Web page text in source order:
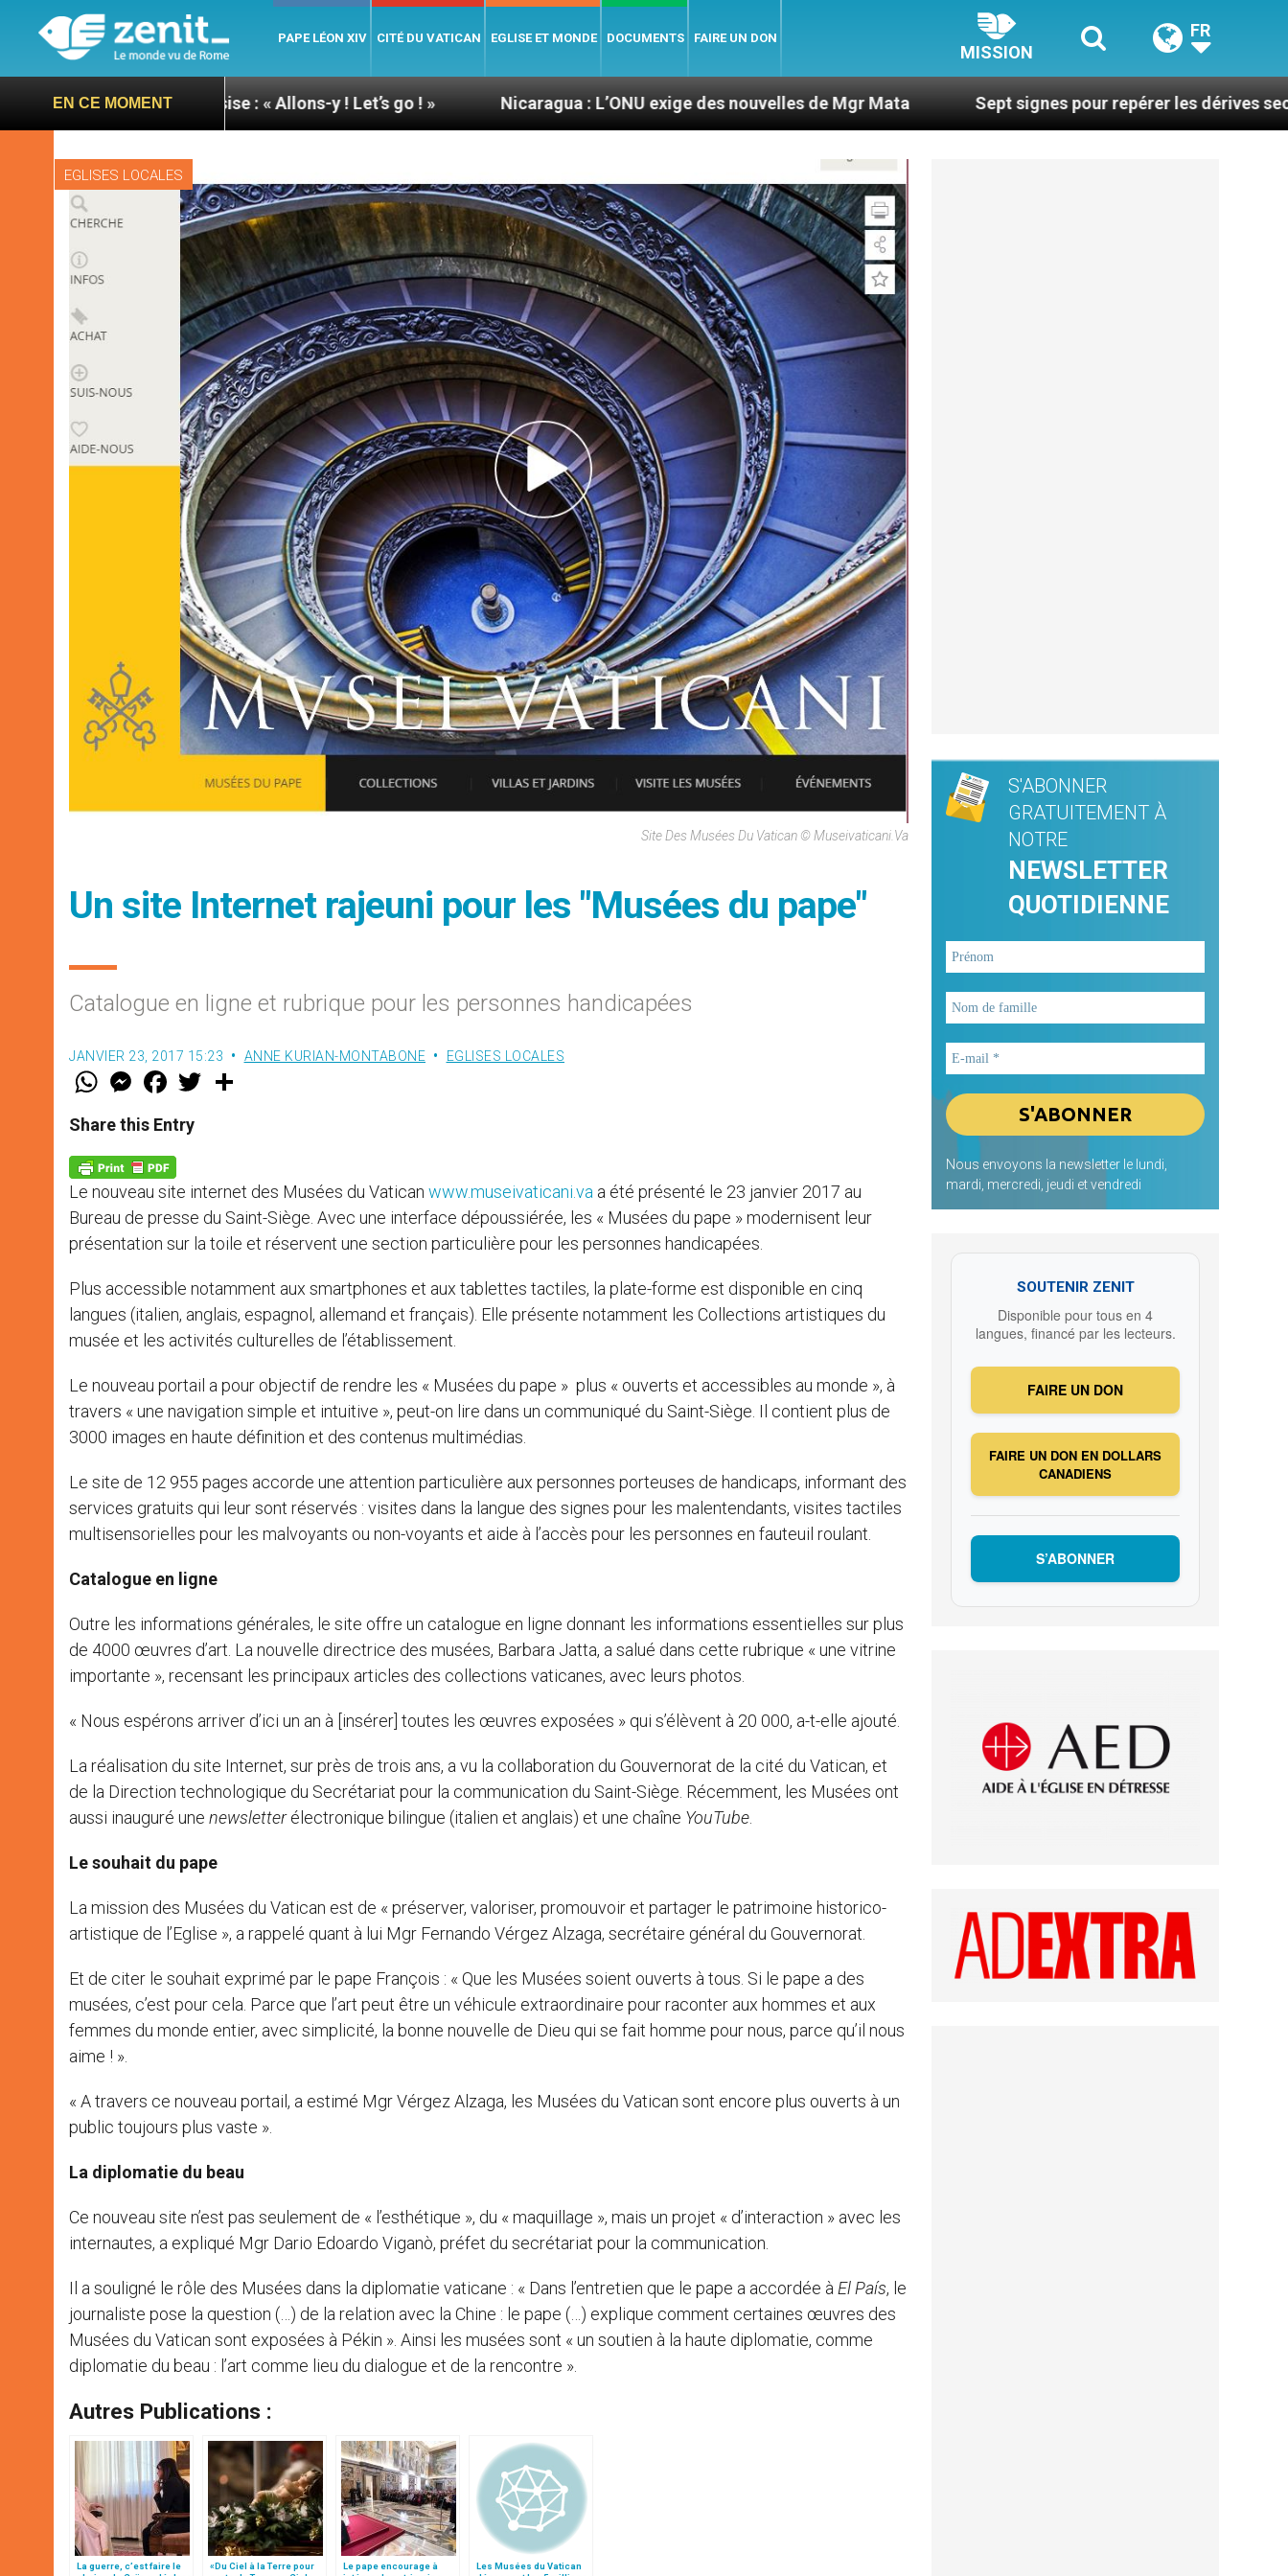
PAPE LÉON XIV CITÉ DU VATICAN EGLISE ET MONDE DOCUMENTS FAIRE UN DON
MISSION
FR
EN CE MOMENT
pape à Assise : « Allons-y ! Let’s go ! » Nicaragua : L’ONU exige des nouvelles de Mgr Mata Sept signes pour repérer les dérives sectaires du
EGLISES LOCALES
Site Des Musées Du Vatican © Museivaticani.va
Un site Internet rajeuni pour les "Musées du pape"
Catalogue en ligne et rubrique pour les personnes handicapées
JANVIER 23, 2017 15:23 ANNE KURIAN-MONTABONE EGLISES LOCALES
W
t
s
p
p
M
e
s
e
g
e
r
F
a
e
b
k
w
Share this Entry
Le nouveau site internet des Musées du Vatican www.museivaticani.va a été présenté le 23 janvier 2017 au
Bureau de presse du Saint-Siège. Avec une interface dépoussiérée, les « Musées du pape » modernisent leur
présentation sur la toile et réservent une section particulière pour les personnes handicapées.
Plus accessible notamment aux smartphones et aux tablettes tactiles, la plate-forme est disponible en cinq
langues (italien, anglais, espagnol, allemand et français). Elle présente notamment les Collections artistiques du
musée et les activités culturelles de l’établissement.
Le nouveau portail a pour objectif de rendre les « Musées du pape » plus « ouverts et accessibles au monde », à
travers « une navigation simple et intuitive », peut-on lire dans un communiqué du Saint-Siège. Il contient plus de
3000 images en haute définition et des contenus multimédias.
Le site de 12 955 pages accorde une attention particulière aux personnes porteuses de handicaps, informant des
services gratuits qui leur sont réservés : visites dans la langue des signes pour les malentendants, visites tactiles
multisensorielles pour les malvoyants ou non-voyants et aide à l’accès pour les personnes en fauteuil roulant.
Catalogue en ligne
Outre les informations générales, le site offre un catalogue en ligne donnant les informations essentielles sur plus
de 4000 œuvres d’art. La nouvelle directrice des musées, Barbara Jatta, a salué dans cette rubrique « une vitrine
importante », recensant les principaux articles des collections vaticanes, avec leurs photos.
« Nous espérons arriver d’ici un an à [insérer] toutes les œuvres exposées » qui s’élèvent à 20 000, a-t-elle ajouté.
La réalisation du site Internet, sur près de trois ans, a vu la collaboration du Gouvernorat de la cité du Vatican, et
de la Direction technologique du Secrétariat pour la communication du Saint-Siège. Récemment, les Musées ont
aussi inauguré une newsletterélectronique bilingue (italien et anglais) et une chaîne YouTube
Le souhait du pape
La mission des Musées du Vatican est de « préserver, valoriser, promouvoir et partager le patrimoine historico-
artistique de l’Eglise », a rappelé quant à lui Mgr Fernando Vérgez Alzaga, secrétaire général du Gouvernorat.
Et de citer le souhait exprimé par le pape François : « Que les Musées soient ouverts à tous. Si le pape a des
musées, c’est pour cela. Parce que l’art peut être un véhicule extraordinaire pour raconter aux hommes et aux
femmes du monde entier, avec simplicité, la bonne nouvelle de Dieu qui se fait homme pour nous, parce qu’il nous
aime ! ».
« A travers ce nouveau portail, a estimé Mgr Vérgez Alzaga, les Musées du Vatican sont encore plus ouverts à un
public toujours plus vaste ».
La diplomatie du beau
Ce nouveau site n’est pas seulement de « l’esthétique », du « maquillage », mais un projet « d’interaction » avec les
internautes, a expliqué Mgr Dario Edoardo Viganò, préfet du secrétariat pour la communication.
Il a souligné le rôle des Musées dans la diplomatie vaticane : « Dans l’entretien que le pape a accordée à El País, le
journaliste pose la question (…) de la relation avec la Chine : le pape (…) explique comment certaines œuvres des
Musées du Vatican sont exposées à Pékin ». Ainsi les musées sont « un soutien à la haute diplomatie, comme
diplomatie du beau : l’art comme lieu du dialogue et de la rencontre ».
Autres Publications :
La guerre, c’est faire le
«Du Ciel à la Terre pour
Le pape encourage à
Les Musées du Vatican
S'ABONNER
GRATUITEMENT À
NOTRE
NEWSLETTER
QUOTIDIENNE
Nous envoyons la newsletter le lundi,
mardi, mercredi, jeudi et vendredi
SOUTENIR ZENIT
Disponible pour tous en 4
langues, financé par les lecteurs.
FAIRE UN DON
FAIRE UN DON EN DOLLARS
CANADIENS
S’ABONNER